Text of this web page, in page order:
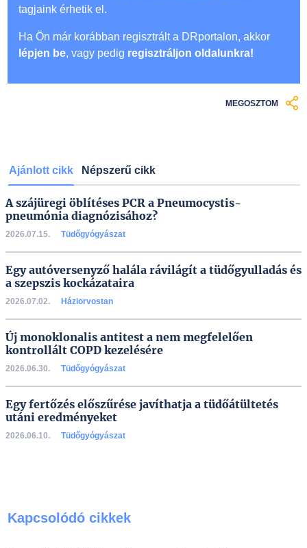
tagjaink érhetik el.
Ha Ön már korábban regisztrált a DRportalon, akkor
lépjen be, vagy pedig regisztráljon oldalunkra!
MEGOSZTOM
Ajánlott cikk Népszerű cikk
A szájüregi öblítéses PCR a Pneumocystis-
pneumónia diagnózisához?
2026.07.15. Tüdőgyógyászat
Egy autóversenyző halála rávilágít a tüdőgyulladás és
a szepszis kockázataira
2026.07.02. Háziorvostan
Új monoklonalis antitest a nem megfelelően
kontrollált COPD kezelésére
2026.06.30. Tüdőgyógyászat
Egy fertőzés előszűrése javíthatja a tüdőátültetés
utáni eredményeket
2026.06.10. Tüdőgyógyászat
Kapcsolódó cikkek